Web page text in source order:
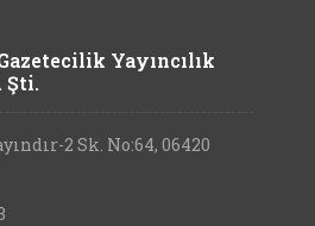
Yayıncılık
Şti.
2 Sk. No:64, 06420